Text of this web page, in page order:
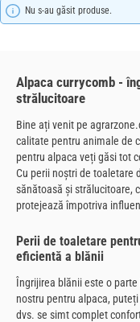
Nu s-au găsit produse.
Alpaca currycomb -
strălucitoare
Bine ați venit pe
calitate pentru animale de
pentru alpaca veți găsi tot
Cu perii noștri de toaletare
sănătoasă și strălucitoare,
protejează împotriva
Perii de toaletare
eficientă a blănii
Îngrijirea blănii este o
nostru pentru alpaca,
dvs. se simt complet